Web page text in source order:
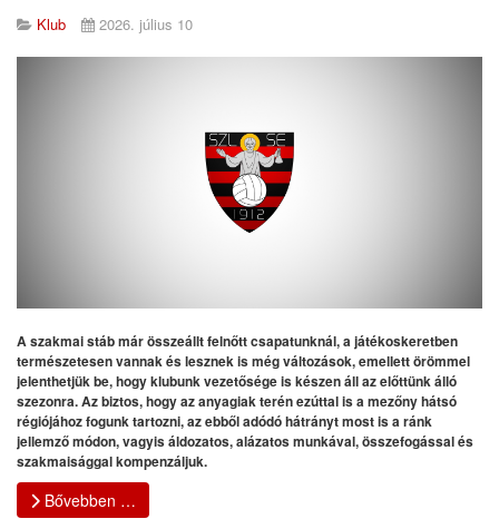
Klub 2026. július 10
A szakmai stáb már összeállt felnőtt csapatunknál, a játékoskeretben
természetesen vannak és lesznek is még változások, emellett örömmel
jelenthetjük be, hogy klubunk vezetősége is készen áll az előttünk álló
szezonra. Az biztos, hogy az anyagiak terén ezúttal is a mezőny hátsó
régiójához fogunk tartozni, az ebből adódó hátrányt most is a ránk
jellemző módon, vagyis áldozatos, alázatos munkával, összefogással és
szakmaisággal kompenzáljuk.
Bővebben …